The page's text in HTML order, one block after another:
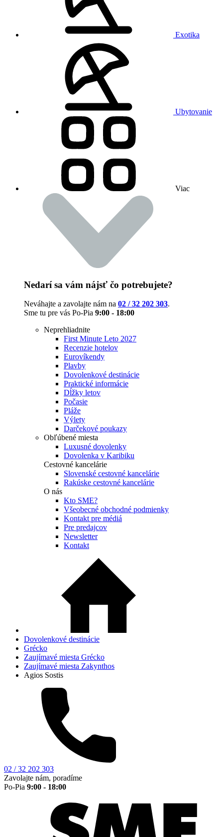
Exotika
Ubytovanie
Viac
Nedarí sa vám nájsť čo potrebujete?
Neváhajte a zavolajte nám na 02 / 32 202 303.
Sme tu pre vás Po-Pia 9:00 - 18:00
Neprehliadnite
First Minute Leto 2027
Recenzie hotelov
Eurovíkendy
Plavby
Dovolenkové destinácie
Praktické informácie
Dĺžky letov
Počasie
Pláže
Výlety
Darčekové poukazy
Obľúbené miesta
Luxusné dovolenky
Dovolenka v Karibiku
Cestovné kancelárie
Slovenské cestovné kancelárie
Rakúske cestovné kancelárie
O nás
Kto SME?
Všeobecné obchodné podmienky
Kontakt pre médiá
Pre predajcov
Newsletter
Kontakt
Dovolenkové destinácie
Grécko
Zaujímavé miesta Grécko
Zaujímavé miesta Zakynthos
Agios Sostis
02 / 32 202 303
Zavolajte nám, poradíme
Po-Pia 9:00 - 18:00